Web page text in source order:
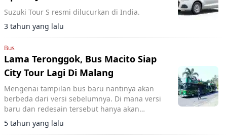
Suzuki Tour S resmi dilucurkan di India.
3 tahun yang lalu
Bus
Lama Teronggok, Bus Macito Siap
City Tour Lagi Di Malang
Mengenai tampilan bus baru nantinya akan
berbeda dari versi sebelumnya. Di mana versi
baru dan redesain tersebut hanya akan
memakai tipe single deck.
5 tahun yang lalu